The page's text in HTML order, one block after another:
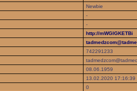
Newbie
-
-
http://mWGIGKETBi
742291233
08.06.1959
13.02.2020 17:16:39
0